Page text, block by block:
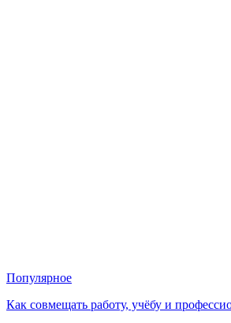
Популярное
Как совмещать работу, учёбу и